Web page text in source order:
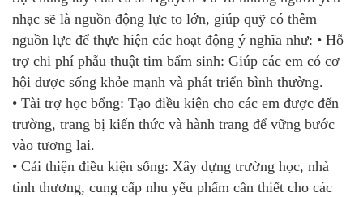
nhạc sẽ là nguồn động lực to lớn, giúp quỹ có thêm
nguồn lực để thực hiện các hoạt động ý nghĩa như: • Hỗ
trợ chi phí phẫu thuật tim bẩm sinh: Giúp các em có cơ
hội được sống khỏe mạnh và phát triển bình thường.
• Tài trợ học bổng: Tạo điều kiện cho các em được đến
trường, trang bị kiến thức và hành trang để vững bước
vào tương lai.
• Cải thiện điều kiện sống: Xây dựng trường học, nhà
tình thương, cung cấp nhu yếu phẩm cần thiết cho các